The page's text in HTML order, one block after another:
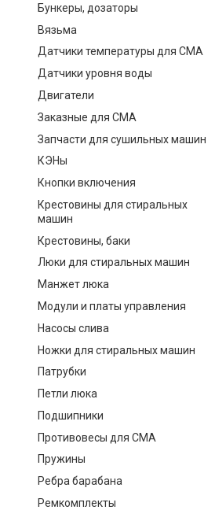
Бункеры, дозаторы
Вязьма
Датчики температуры для СМА
Датчики уровня воды
Двигатели
Заказные для СМА
Запчасти для сушильных машин
КЭНы
Кнопки включения
Крестовины для стиральных
машин
Крестовины, баки
Люки для стиральных машин
Манжет люка
Модули и платы управления
Насосы слива
Ножки для стиральных машин
Патрубки
Петли люка
Подшипники
Противовесы для СМА
Пружины
Ребра барабана
Ремкомплекты